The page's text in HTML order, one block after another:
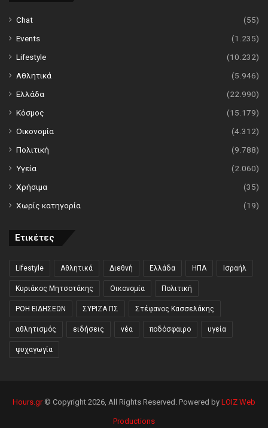
Chat
(55)
Events
(1.235)
Lifestyle
(10.232)
Αθλητικά
(5.946)
Ελλάδα
(22.990)
Κόσμος
(15.179)
Οικονομία
(4.312)
Πολιτική
(9.788)
Υγεία
(2.060)
Χρήσιμα
(35)
Χωρίς κατηγορία
(19)
Ετικέτες
Lifestyle Αθλητικά Διεθνή Ελλάδα ΗΠΑ Ισραήλ
Κυριάκος Μητσοτάκης Οικονομία Πολιτική
ΡΟΗ ΕΙΔΗΣΕΩΝ ΣΥΡΙΖΑ ΠΣ Στέφανος Κασσελάκης
αθλητισμός ειδήσεις νέα ποδόσφαιρο υγεία
ψυχαγωγία
Hours.gr© Copyright 2026, All Rights Reserved. Powered by LOIZ Web
Productions